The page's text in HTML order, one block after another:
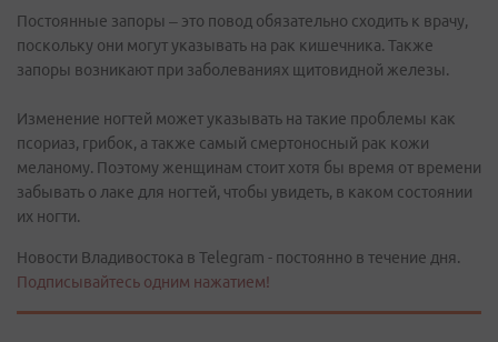
Постоянные запоры – это повод обязательно сходить к врачу,
поскольку они могут указывать на рак кишечника. Также
запоры возникают при заболеваниях щитовидной железы.
Изменение ногтей может указывать на такие проблемы как
псориаз, грибок, а также самый смертоносный рак кожи
меланому. Поэтому женщинам стоит хотя бы время от времени
забывать о лаке для ногтей, чтобы увидеть, в каком состоянии
их ногти.
Новости Владивостока в Telegram - постоянно в течение дня.
Подписывайтесь одним нажатием!